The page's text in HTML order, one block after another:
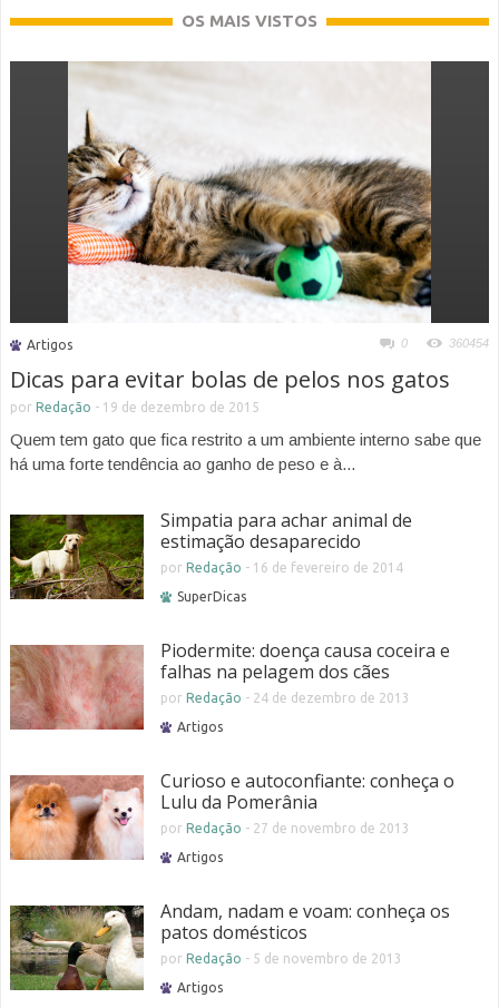
OS MAIS VISTOS
Artigos 0 360454
Dicas para evitar bolas de pelos nos gatos
por Redação - 19 de dezembro de 2015
Quem tem gato que fica restrito a um ambiente interno sabe que
há uma forte tendência ao ganho de peso e à...
Simpatia para achar animal de
estimação desaparecido
por Redação - 16 de fevereiro de 2014
SuperDicas
Piodermite: doença causa coceira e
falhas na pelagem dos cães
por Redação - 24 de dezembro de 2013
Artigos
Curioso e autoconfiante: conheça o
Lulu da Pomerânia
por Redação - 27 de novembro de 2013
Artigos
Andam, nadam e voam: conheça os
patos domésticos
por Redação - 5 de novembro de 2013
Artigos